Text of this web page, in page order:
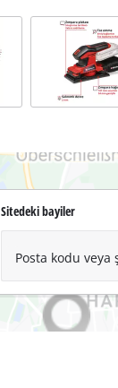
Sitedeki bayiler
Posta kodu veya